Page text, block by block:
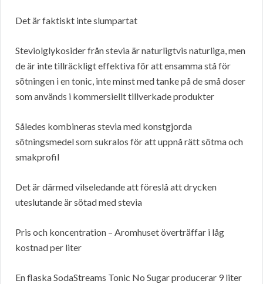
Det är faktiskt inte slumpartat
Steviolglykosider från stevia är naturligtvis naturliga, men
de är inte tillräckligt effektiva för att ensamma stå för
sötningen i en tonic, inte minst med tanke på de små doser
som används i kommersiellt tillverkade produkter
Således kombineras stevia med konstgjorda
sötningsmedel som sukralos för att uppnå rätt sötma och
smakprofil
Det är därmed vilseledande att föreslå att drycken
uteslutande är sötad med stevia
Pris och koncentration – Aromhuset överträffar i låg
kostnad per liter
En flaska SodaStreams Tonic No Sugar producerar 9 liter